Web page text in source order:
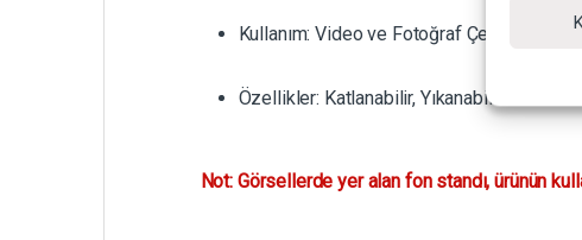
Kullanım: Video ve Fotoğraf Çekimleri
Özellikler: Katlanabilir, Yıkanabilir
Not: Görsellerde yer alan fon standı, ürünün